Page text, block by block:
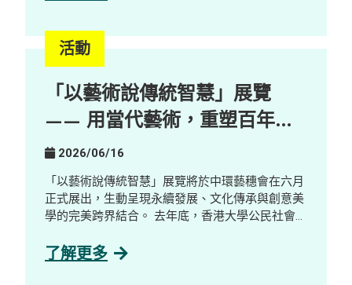
如何重塑工作設計與技能需求，並探索其在促進共
融就業方面的潛力。 重點內容 AI 本地化與新職
會，包括 AI Quality Support 等職位，這些職位能
與殘疾人士及有特殊教育需要人才的優勢契合。 人
類在 AI 發展中的關鍵角色： 人類的監督與參與仍
不可或缺，包括確保內容準確性、調整語氣風格，
以及進行情境判斷等。 走向與 AI 協作的新工作模
式： 隨著 AI 改變職場生態，競爭力愈來愈取決於
與 AI 協作的能力，促使機構重新思考工作設計，
並拓闊人才來源。 在「賽馬會共融．知行計劃」計
活動
「以藝術說傳統智慧」展覽
—— 用當代藝術，重塑百年鄉
郊的新想像
2026/06/16
「以藝術說傳統智慧」展覽將於中環藝穗會在六月
正式展出，生動呈現永續發展、文化傳承與創意美
學的完美跨界結合。 去年底，香港大學公民社會與
擁有三百年歷史的客家古村——荔枝窩，展開了沉
了解更多